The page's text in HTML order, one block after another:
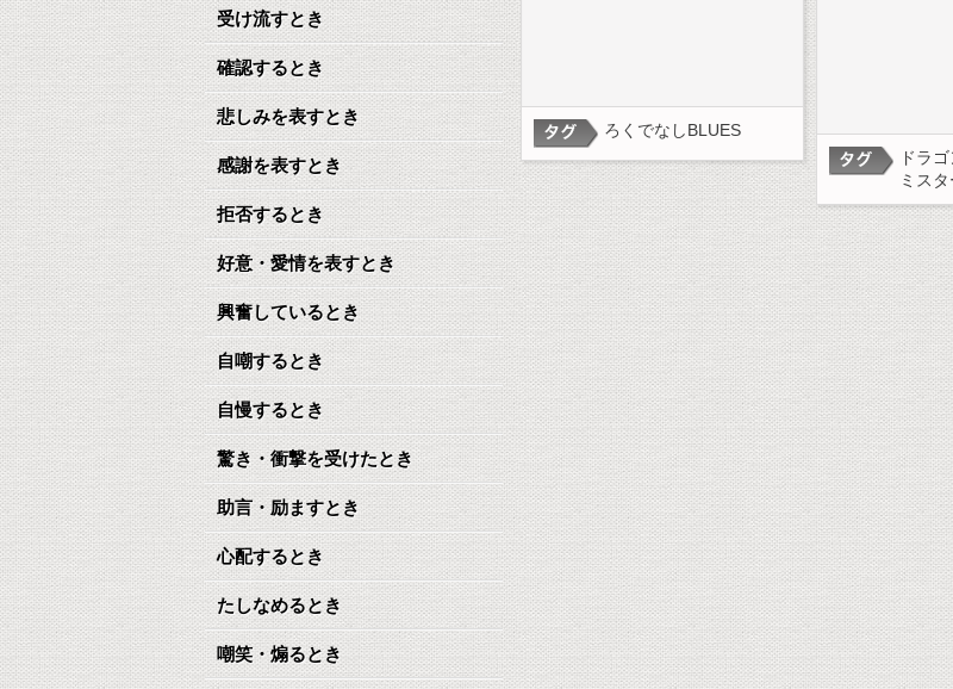
ろくでなしBLUES
ドラ
ミス
受け流すとき
確認するとき
悲しみを表すとき
感謝を表すとき
拒否するとき
好意・愛情を表すとき
興奮しているとき
自嘲するとき
自慢するとき
驚き・衝撃を受けたとき
助言・励ますとき
心配するとき
たしなめるとき
嘲笑・煽るとき